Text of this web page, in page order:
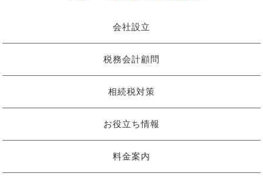
会社設立
税務会計顧問
相続税対策
お役立ち情報
料金案内